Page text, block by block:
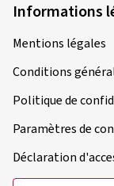
Informations
Mentions légales
Conditions
Politique de
Paramètres de
Déclaration